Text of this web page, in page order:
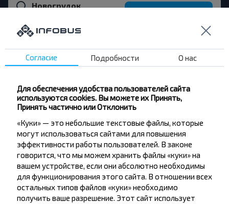
Новогрудок
Хотите
путешествовать
дешевле?
Не пропусти специальные акции, скидки и
другие интересные предложения INFOBUS.
Подпишись на получение новостей и
путешествуй с нами дешевле!
Согласие Подробности О нас
Для обеспечения удобства пользователей сайта
используются cookies. Вы можете их Принять,
Принять частично или Отклонить
«Куки» — это небольшие текстовые файлы, которые
могут использоваться сайтами для повышения
эффективности работы пользователей. В законе
говорится, что мы можем хранить файлы «куки» на
вашем устройстве, если они абсолютно необходимы
для функционирования этого сайта. В отношении всех
остальных типов файлов «куки» необходимо
получить ваше разрешение. Этот сайт использует